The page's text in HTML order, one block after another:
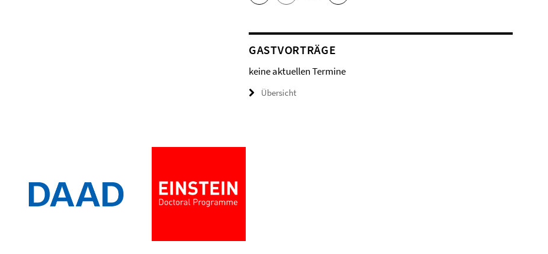
GASTVORTRÄGE
keine aktuellen Termine
Übersicht